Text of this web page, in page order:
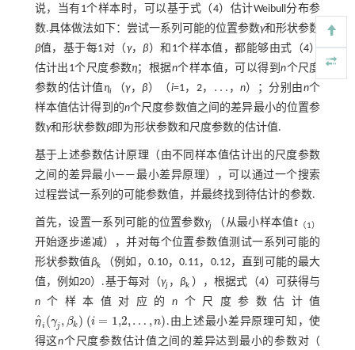
说，当有1个样本时，可以基于式（4） 估计Weibull分布参
数.具体做法如下：尝试一系列可能的位置参数γ和形状参数
β值，基于每1对（ γ，β ）和1个样本值，都能够由式（4）
估计出1个尺度参数η；根据n个样本值，可以得到n个尺度
参数的估计值 ηi（γ，β ）（ i=1，2， …
… ，n）；分别由 n个
样本值估计得到的n个尺度参数值之间的差异最小的位置参
数γ和形状参数β即为形状参数和尺度参数的估计值.
基于上述参数估计原理（由不同样本值估计出的尺度参数
之间的差异最小——最小差异原理），可以通过一个搜索
过程尝试一系列的可能参数值，并最终找到待估计的参数.
首先，设置一系列可能的位置参数γj （从最小样本值t （1）
开始逐步递减），并对每个位置参数值测试一系列可能的
形状参数值βk（例如，0.10，0.11，0.12，直到可能的最大
值，例如20）.基于每对（γj ， βk），根据式（4）
可获得与
n个样本值对应的 n 个尺度参数估计值
η
ˆi (γj , βk ) (i = 1,2,… ,n)
η^ i(γj,βk) (i =1,2,…,n)
.由上述最小差异原理可知，使
得这n个尺度参数估计值之间的差异达到最小的参数对（